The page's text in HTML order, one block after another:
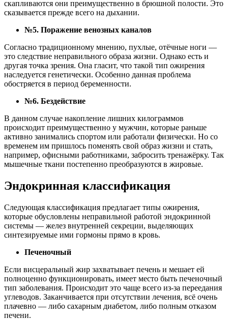
скапливаются они преимущественно в брюшной полости. Это
сказывается прежде всего на дыхании.
№5. Поражение венозных каналов
Согласно традиционному мнению, пухлые, отёчные ноги —
это следствие неправильного образа жизни. Однако есть и
другая точка зрения. Она гласит, что такой тип ожирения
наследуется генетически. Особенно данная проблема
обостряется в период беременности.
№6. Бездействие
В данном случае накопление лишних килограммов
происходит преимущественно у мужчин, которые раньше
активно занимались спортом или работали физически. Но со
временем им пришлось поменять свой образ жизни и стать,
например, офисными работниками, забросить тренажёрку. Так
мышечные ткани постепенно преобразуются в жировые.
Эндокринная классификация
Следующая классификация предлагает типы ожирения,
которые обусловлены неправильной работой эндокринной
системы — желез внутренней секреции, выделяющих
синтезируемые ими гормоны прямо в кровь.
Печеночный
Если висцеральный жир захватывает печень и мешает ей
полноценно функционировать, имеет место быть печеночный
тип заболевания. Происходит это чаще всего из-за переедания
углеводов. Заканчивается при отсутствии лечения, всё очень
плачевно — либо сахарным диабетом, либо полным отказом
печени.